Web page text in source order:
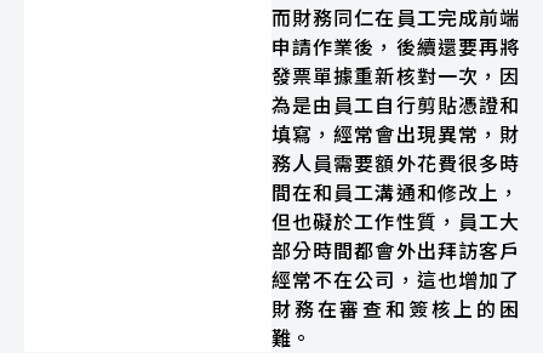
而財務同仁在員工完成前端
申請作業後，後續還要再將
發票單據重新核對一次，因
為是由員工自行剪貼憑證和
填寫，經常會出現異常，財
務人員需要額外花費很多時
間在和員工溝通和修改上，
但也礙於工作性質，員工大
部分時間都會外出拜訪客戶
經常不在公司，這也增加了
財務在審查和簽核上的困
難。